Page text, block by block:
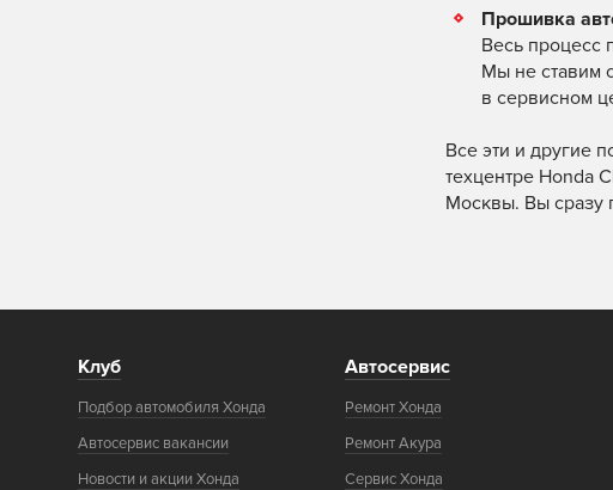
Прошивка
Весь процесс
Мы не ставим
в сервисном
Все эти и другие
техцентре Honda
Москвы. Вы сразу
Клуб
Подбор автомобиля Хонда
Автосервис вакансии
Новости и акции Хонда
Автосервис
Ремонт Хонда
Ремонт Акура
Сервис Хонда